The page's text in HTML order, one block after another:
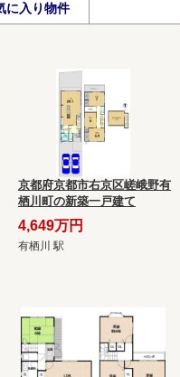
に入り物件
京都府京都市右京区嵯峨野有
栖川町の新築一戸建て
4,649万円
有栖川 駅